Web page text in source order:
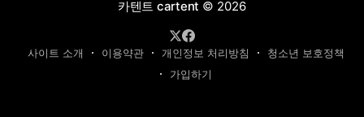
카텐트 cartent © 2026
사이트 소개 이용약관 개인정보 처리방침
청소년 보호정책
가입하기